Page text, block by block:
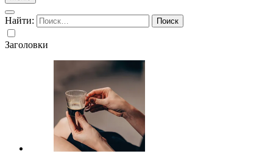
Найти:
Заголовки